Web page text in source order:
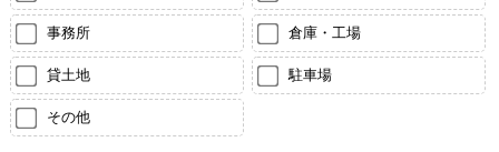
事務所 倉庫・工場
貸土地 駐車場
その他